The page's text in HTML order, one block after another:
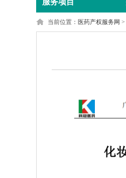
服务项目
当前位置： 医药产权服务网 >